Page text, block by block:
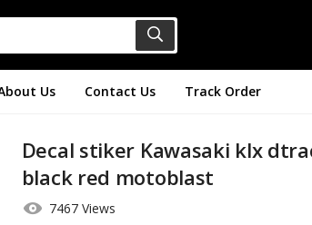
Us Contact Us Track Order
Decal stiker Kawasaki klx
black red motoblast
7467 Views